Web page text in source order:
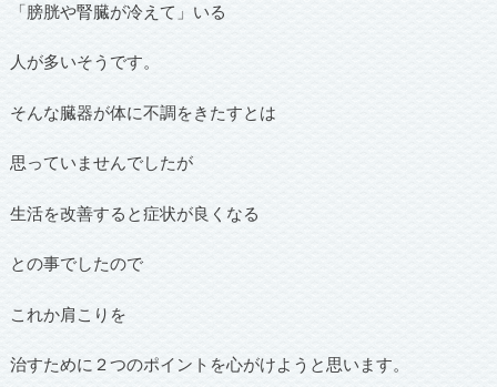
「膀胱や腎臓が冷えて」いる
人が多いそうです。
そんな臓器が体に不調をきたすとは
思っていませんでしたが
生活を改善すると症状が良くなる
との事でしたので
これか肩こりを
治すために２つのポイントを心がけようと思います。